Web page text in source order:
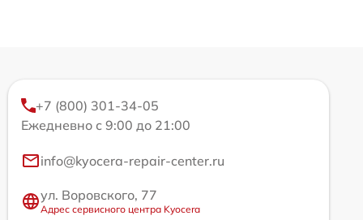
+7 (800) 301-34-05
Ежедневно с 9:00 до 21:00
info@kyocera-repair-center.ru
ул. Воровского, 77
Адрес сервисного центра Kyocera